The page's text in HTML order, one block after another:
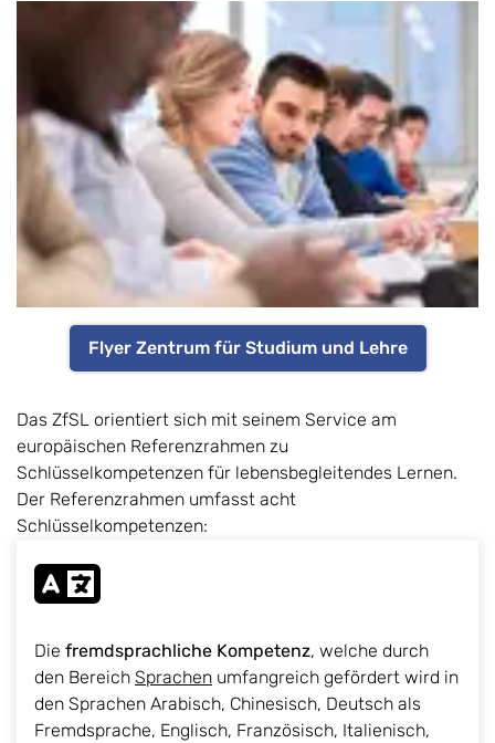
Flyer Zentrum für Studium und Lehre
Das ZfSL orientiert sich mit seinem Service am
europäischen Referenzrahmen zu
Schlüsselkompetenzen für lebensbegleitendes Lernen.
Der Referenzrahmen umfasst acht
Schlüsselkompetenzen:
Die fremdsprachliche Kompetenz, welche durch
den Bereich Sprachen umfangreich gefördert wird in
den Sprachen Arabisch, Chinesisch, Deutsch als
Fremdsprache, Englisch, Französisch, Italienisch,